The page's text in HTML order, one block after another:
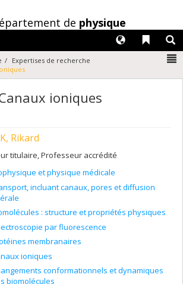
de physique
Liens
Langues
Expertises de recherche
ioniques
Rikard
titulaire, Professeur accrédité
et physique médicale
incluant canaux, pores et diffusion
: structure et propriétés physiques
par fluorescence
membranaires
ioniques
conformationnels et dynamiques
biomolécules